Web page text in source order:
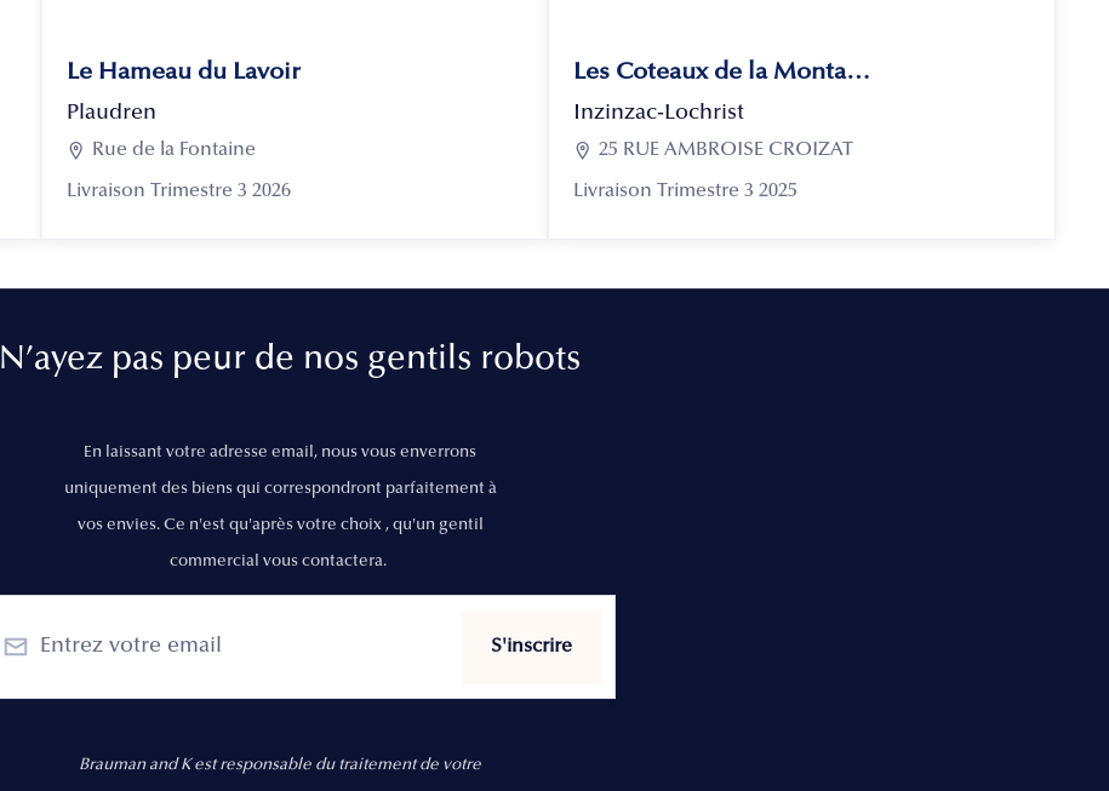
Le Hameau du Lavoir
Plaudren
 Rue de la Fontaine
Livraison Trimestre 3 2026
Les Coteaux de la Montagne
Inzinzac-Lochrist
 25 RUE AMBROISE CROIZAT
Livraison Trimestre 3 2025
N’ayez pas peur de nos gentils robots
En laissant votre adresse email, nous vous enverrons
uniquement des biens qui correspondront parfaitement à
vos envies. Ce n'est qu'après votre choix , qu'un gentil
commercial vous contactera.
Brauman and K est responsable du traitement de votre